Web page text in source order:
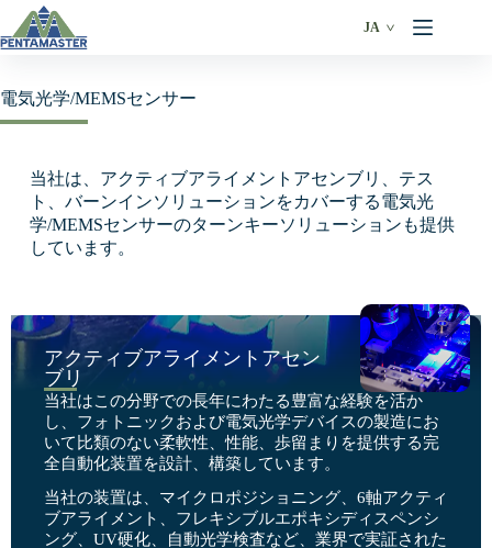
JA
電気光学/MEMSセンサー
当社は、アクティブアライメントアセンブリ、テス
ト、バーンインソリューションをカバーする電気光
学/MEMSセンサーのターンキーソリューションも提供
しています。
アクティブアライメントアセン
ブリ
当社はこの分野での長年にわたる豊富な経験を活か
し、フォトニックおよび電気光学デバイスの製造にお
いて比類のない柔軟性、性能、歩留まりを提供する完
全自動化装置を設計、構築しています。
当社の装置は、マイクロポジショニング、6軸アクティ
ブアライメント、フレキシブルエポキシディスペンシ
ング、UV硬化、自動光学検査など、業界で実証された